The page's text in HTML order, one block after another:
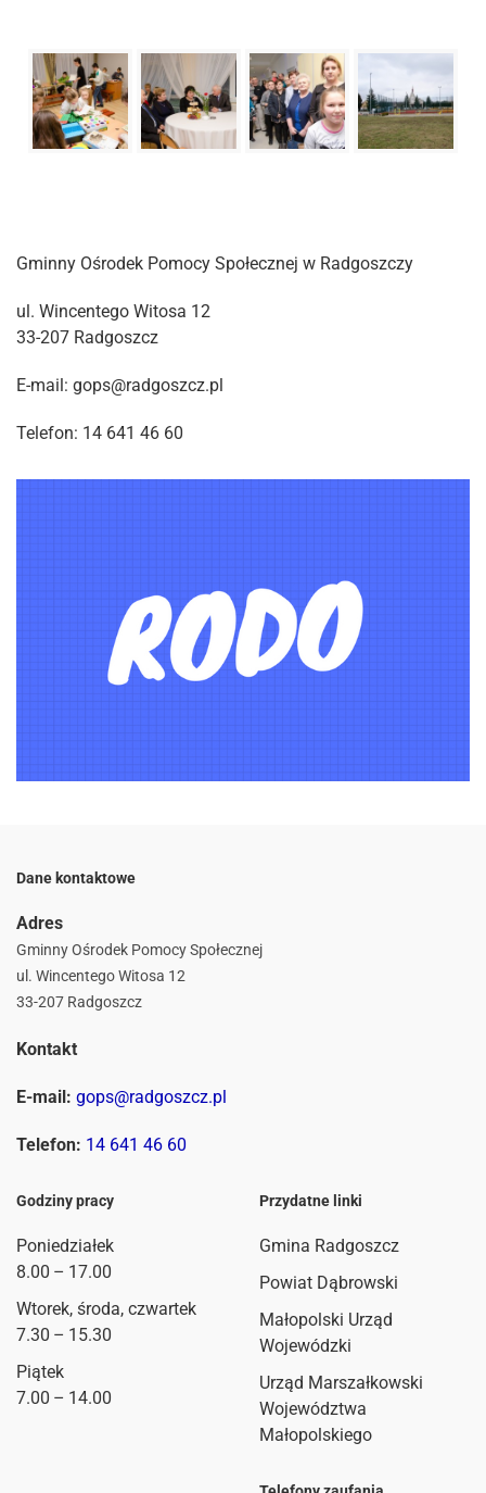
Gminny Ośrodek Pomocy Społecznej w Radgoszczy
ul. Wincentego Witosa 12
33-207 Radgoszcz
E-mail: gops@radgoszcz.pl
Telefon: 14 641 46 60
Dane kontaktowe
Adres
Gminny Ośrodek Pomocy Społecznej
ul. Wincentego Witosa 12
33-207 Radgoszcz
Kontakt
E-mail: gops@radgoszcz.pl
Telefon: 14 641 46 60
Godziny pracy
Poniedziałek
8.00 – 17.00
Wtorek, środa, czwartek
7.30 – 15.30
Piątek
7.00 – 14.00
Przydatne linki
Gmina Radgoszcz
Powiat Dąbrowski
Małopolski Urząd
Wojewódzki
Urząd Marszałkowski
Województwa
Małopolskiego